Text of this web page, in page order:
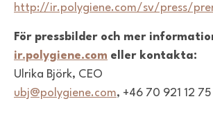
http://ir.polygiene.com/sv/press/
För pressbilder och mer
ir.polygiene.com eller kontakta:
Ulrika Björk, CEO
ubj@polygiene.com, +46 70 921 12 75